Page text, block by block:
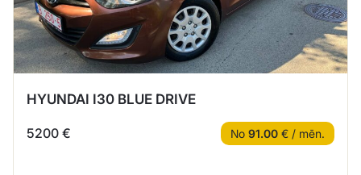
HYUNDAI I30 BLUE DRIVE
5200 € No 91.00 € / mēn.